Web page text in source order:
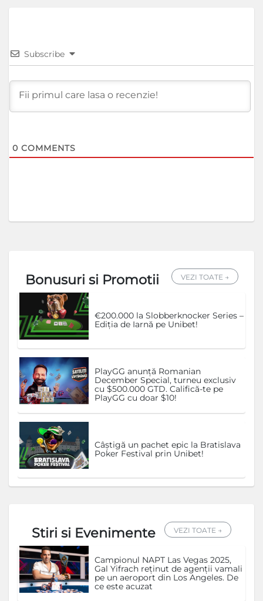
Subscribe
0 COMMENTS
Bonusuri si Promotii VEZI TOATE →
€200.000 la Slobberknocker Series –
Ediția de Iarnă pe Unibet!
PlayGG anunță Romanian
December Special, turneu exclusiv
cu $500.000 GTD. Califică-te pe
PlayGG cu doar $10!
Câștigă un pachet epic la Bratislava
Poker Festival prin Unibet!
Stiri si Evenimente VEZI TOATE →
Campionul NAPT Las Vegas 2025,
Gal Yifrach reținut de agenții vamali
pe un aeroport din Los Angeles. De
ce este acuzat